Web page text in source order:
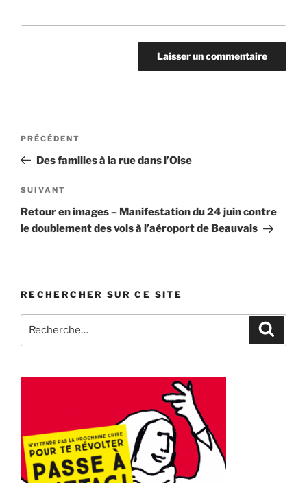
Navigation
l’article
Article
précédent
PRÉCÉDENT
Des familles à la rue dans l’Oise
Article
suivant
SUIVANT
Retour en images – Manifestation du 24 juin contre
le doublement des vols à l’aéroport de Beauvais
RECHERCHER SUR CE SITE
pour